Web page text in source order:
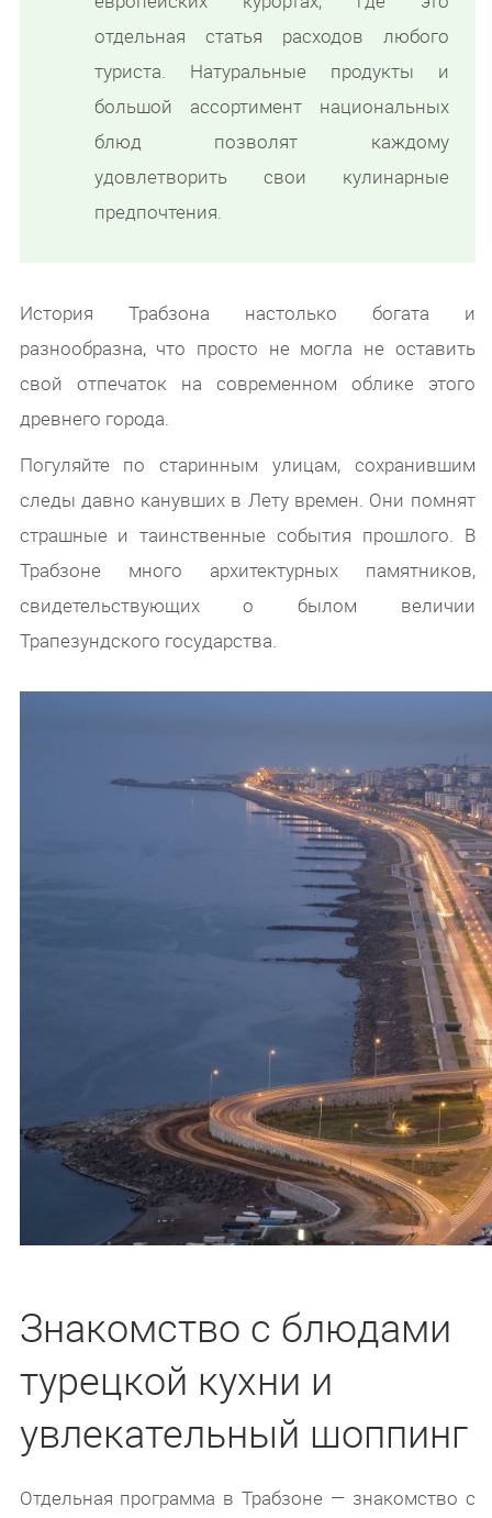
отдельная статья расходов любого
туриста. Натуральные продукты и
большой ассортимент национальных
блюд позволят каждому
удовлетворить свои кулинарные
предпочтения.
История Трабзона настолько богата и
разнообразна, что просто не могла не оставить
свой отпечаток на современном облике этого
древнего города.
Погуляйте по старинным улицам, сохранившим
следы давно канувших в Лету времен. Они помнят
страшные и таинственные события прошлого. В
Трабзоне много архитектурных памятников,
свидетельствующих о былом величии
Трапезундского государства.
Знакомство с блюдами
турецкой кухни и
увлекательный шоппинг
Отдельная программа в Трабзоне — знакомство с